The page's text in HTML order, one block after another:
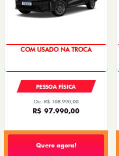
COM USADO NA TROCA
PESSOA FÍSICA
De: R$ 108.990,00
R$ 97.990,00
Quero agora!